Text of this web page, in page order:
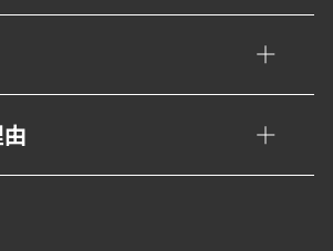
ガード
助手すり
保護材
ップ
設
設
施設
皆様へ